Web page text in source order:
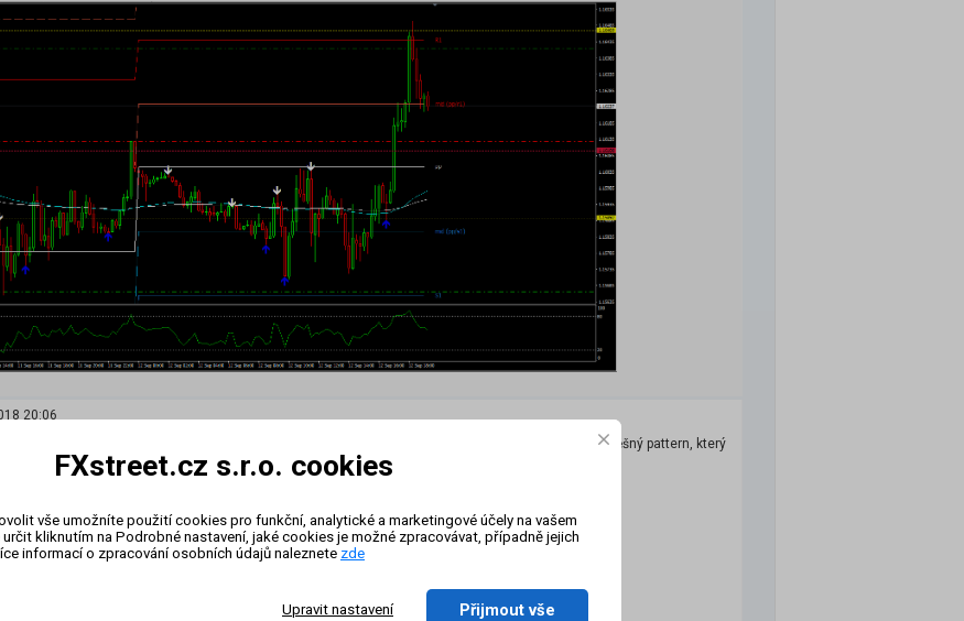
20:06
2018 se do historie zapíše jako trend, který byl započat patternem dvojitý diamant. Je to velice úspěšný pattern, který
jako ještě tajnější pattern ryba
FXstreet.cz s.r.o. cookies
vše umožníte použití cookies pro funkční, analytické a marketingové účely na vašem
určit kliknutím na Podrobné nastavení, jaké cookies je možné zpracovávat, případně jejich
informací o zpracování osobních údajů naleznete zde
Upravit nastavení Přijmout vše